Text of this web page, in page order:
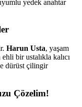
yedek anahtar
Harun Usta, yaşam
bir ustalıkla kalıcı
dürüst çilingir
Çözelim!